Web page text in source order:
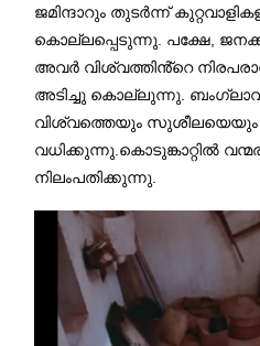
ജമിന്ദാറും തുടർന്ന്
കൊല്ലപ്പെടുന്നു. പക്ഷേ,
അവർ വിശ്വത്തിൻ്റെ
അടിച്ചു കൊല്ലുന്നു.
വിശ്വത്തെയും സുശീലയെയും
വധിക്കുന്നു.കൊടുങ്കാറ്റിൽ
നിലംപതിക്കുന്നു.